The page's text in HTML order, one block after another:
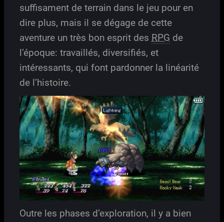
suffisament de terrain dans le jeu pour en
dire plus, mais il se dégage de cette
aventure un très bon esprit des RPG de
l’époque: travaillés, diversifiés, et
intéressants, qui font pardonner la linéarité
de l’histoire.
Outre les phases d’exploration, il y a bien